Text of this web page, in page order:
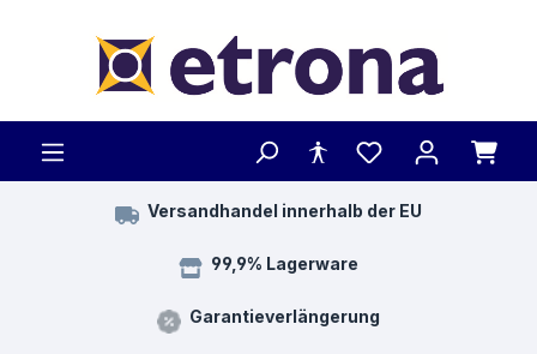
Versandhandel innerhalb der EU
99,9% Lagerware
Garantieverlängerung